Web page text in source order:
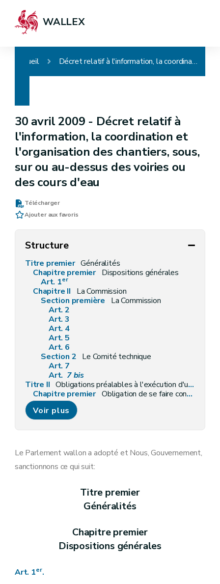
WALLEX
Accueil Décret relatif à l'information, la coordination et l'organisation des chantiers, sous, sur ou au-dessus des voiries ou des cours d'eau
30 avril 2009 - Décret relatif à
l'information, la coordination et
l'organisation des chantiers, sous,
sur ou au-dessus des voiries ou
des cours d'eau
Télécharger
Ajouter aux favoris
Structure
Titre premier Généralités
Chapitre premier Dispositions générales
Art. 1er
Chapitre II
La Commission
Section première
La Commission
Art. 2
Art. 3
Art. 4
Art. 5
Art. 6
Section 2 Le Comité technique
Art. 7
Art. 7bis
Titre II Obligations préalables à l'exécution d'un chantier
Chapitre premier Obligation de se faire connaître
Art. 8
Art. 9
Chapitre II
Chapitre III La coordination des chantiers
Section première
Généralités
Art. 12
Procédure
Sous-section première
Art. 14
Chapitre IV L'autorisation d'exécution de chantier
Section première Élaboration du dossier de demande d'autorisation d'exécution de chantier
Sous-section première Élaboration du dossier commun de demande d'autorisation d'exécution de chantier
Voir plus
Le Parlement wallon a adopté et Nous, Gouvernement,
sanctionnons ce qui suit:
Titre premier
Généralités
Chapitre premier
Dispositions générales
Art. 1er.